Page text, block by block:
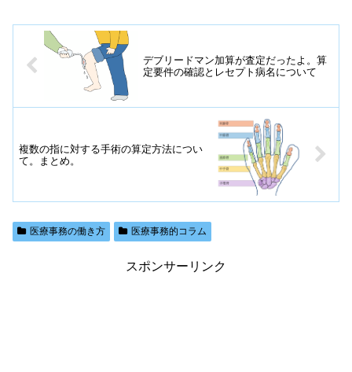
デブリードマン加算が査定だったよ。算
定要件の確認とレセプト病名について
複数の指に対する手術の算定方法につい
て。まとめ。
医療事務の働き方 医療事務的コラム
スポンサーリンク